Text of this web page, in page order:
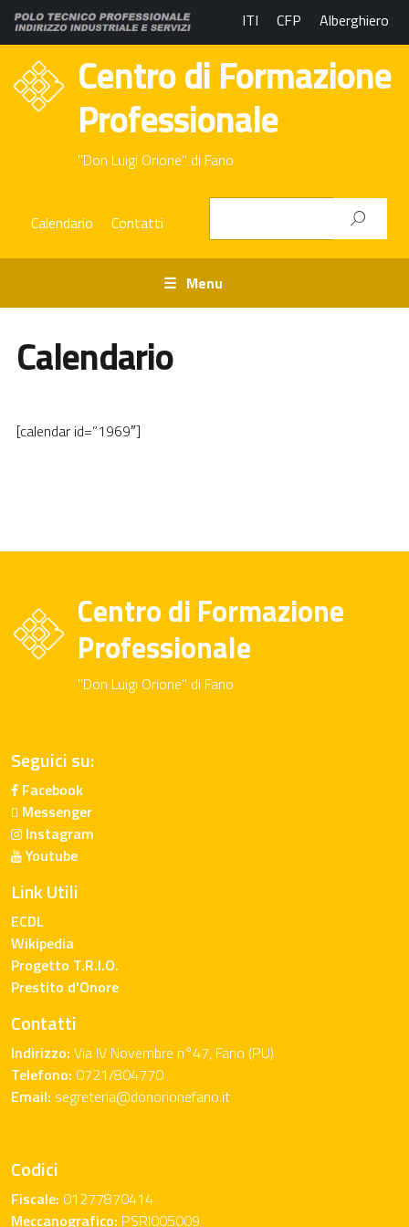
ITI CFP Alberghiero
Centro di Formazione
Professionale
"Don Luigi Orione" di Fano
Calendario Contatti
Menu
Calendario
[calendar id=”1969″]
Centro di Formazione
Professionale
"Don Luigi Orione" di Fano
Seguici su:
Facebook
Messenger
Instagram
Youtube
Link Utili
ECDL
Wikipedia
Progetto T.R.I.O.
Prestito d’Onore
Contatti
Indirizzo: Via IV Novembre n°47, Fano (PU)
Telefono: 0721/804770
Email: segreteria@donorionefano.it
Codici
Fiscale: 01277870414
Meccanografico: PSRI005009